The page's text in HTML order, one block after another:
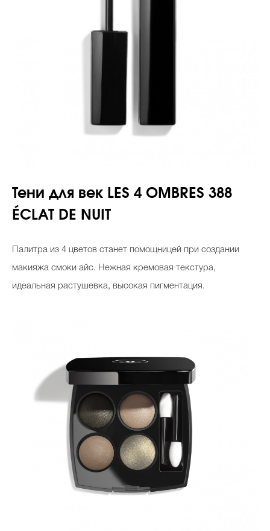
Тени для век LES 4 OMBRES 388
ÉCLAT DE NUIT
Палитра из 4 цветов станет помощницей при создании
макияжа смоки айс. Нежная кремовая текстура,
идеальная растушевка, высокая пигментация.